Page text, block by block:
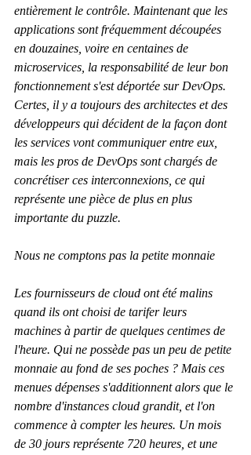
entièrement le contrôle. Maintenant que les
applications sont fréquemment découpées
en douzaines, voire en centaines de
microservices, la responsabilité de leur bon
fonctionnement s'est déportée sur DevOps.
Certes, il y a toujours des architectes et des
développeurs qui décident de la façon dont
les services vont communiquer entre eux,
mais les pros de DevOps sont chargés de
concrétiser ces interconnexions, ce qui
représente une pièce de plus en plus
importante du puzzle.
Nous ne comptons pas la petite monnaie
Les fournisseurs de cloud ont été malins
quand ils ont choisi de tarifer leurs
machines à partir de quelques centimes de
l'heure. Qui ne possède pas un peu de petite
monnaie au fond de ses poches ? Mais ces
menues dépenses s'additionnent alors que le
nombre d'instances cloud grandit, et l'on
commence à compter les heures. Un mois
de 30 jours représente 720 heures, et une